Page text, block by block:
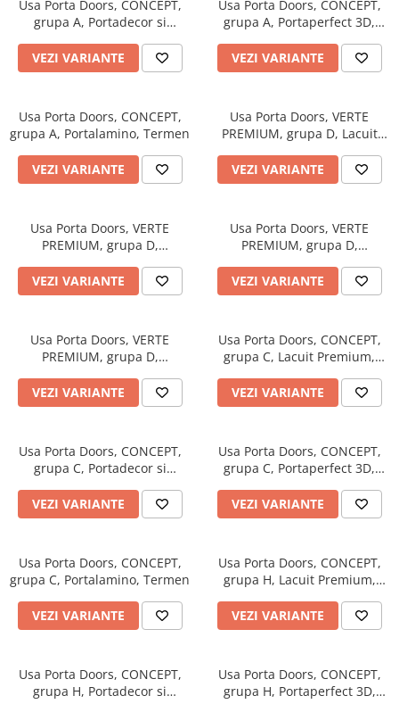
River 12 mm
Timeless 12mm
Woodstock 8mm
Woodstock XL 8mm
Finsa - Laminat
Finfloor XL 10mm
Style 8mm
Supreme 8mm
Kaindl - Laminat
Advanced 8 mm
Amazone 10 mm
Evolution 12 mm
Herringbone 8 mm
Mammut 12 mm
Progress 10 mm
Robusto 12 mm
Usa Porta Doors, CONCEPT,
grupa A, Portadecor si
VEZI VARIANTE
Usa Porta Doors, CONCEPT,
grupa A, Portaperfect 3D,
VEZI VARIANTE
Usa Porta Doors, CONCEPT,
grupa A, Portalamino, Termen
VEZI VARIANTE
Usa Porta Doors, VERTE
PREMIUM, grupa D, Lacuit
VEZI VARIANTE
Usa Porta Doors, VERTE
PREMIUM, grupa D,
VEZI VARIANTE
Usa Porta Doors, VERTE
PREMIUM, grupa D,
VEZI VARIANTE
Usa Porta Doors, VERTE
PREMIUM, grupa D,
VEZI VARIANTE
Usa Porta Doors, CONCEPT,
grupa C, Lacuit Premium,
VEZI VARIANTE
Usa Porta Doors, CONCEPT,
grupa C, Portadecor si
VEZI VARIANTE
Usa Porta Doors, CONCEPT,
grupa C, Portaperfect 3D,
VEZI VARIANTE
Usa Porta Doors, CONCEPT,
grupa C, Portalamino, Termen
VEZI VARIANTE
Usa Porta Doors, CONCEPT,
grupa H, Lacuit Premium,
VEZI VARIANTE
Usa Porta Doors, CONCEPT,
grupa H, Portadecor si
Usa Porta Doors, CONCEPT,
grupa H, Portaperfect 3D,